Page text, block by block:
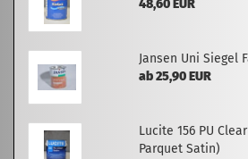
48,60 EUR
Jansen Uni Siegel
ab 25,90 EUR
Lucite 156 PU
Parquet Satin)